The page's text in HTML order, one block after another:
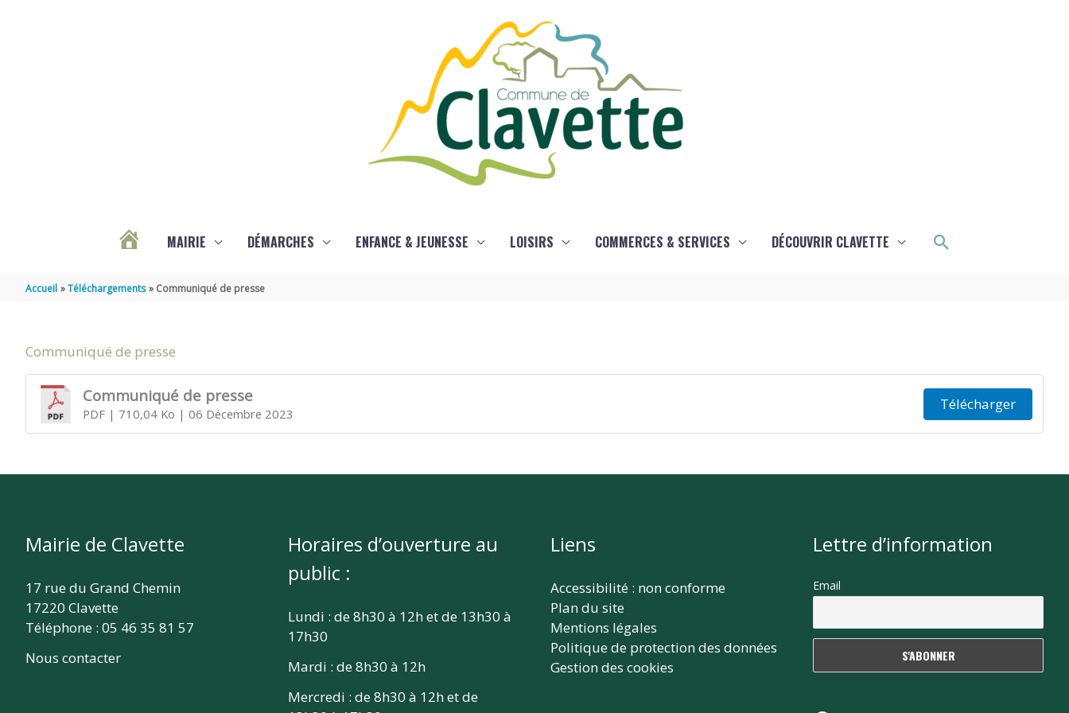
MAIRIE DÉMARCHES ENFANCE & JEUNESSE LOISIRS COMMERCES & SERVICES DÉCOUVRIR CLAVETTE Rechercher
Accueil Téléchargements Communiqué de presse
Communiqué de presse
Communiqué de presse
PDF| 710,04 Ko | 06 Décembre 2023
Télécharger
Mairie de Clavette
17 rue du Grand Chemin
17220 Clavette
Téléphone : 05 46 35 81 57
Nous contacter
Horaires d’ouverture au
public :
Lundi : de 8h30 à 12h et de 13h30 à
17h30
Mardi : de 8h30 à 12h
Mercredi : de 8h30 à 12h et de
Liens
Accessibilité : non conforme
Plan du site
Mentions légales
Politique de protection des données
Gestion des cookies
Lettre d’information
Email